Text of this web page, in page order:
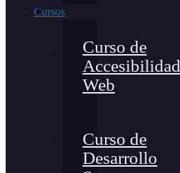
Cursos
Curso de
Accesibilidad
Web
Curso de
Desarrollo